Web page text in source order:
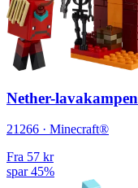
Nether-lavakampen
21266 · Minecraft®
Fra 57 kr
spar 45%